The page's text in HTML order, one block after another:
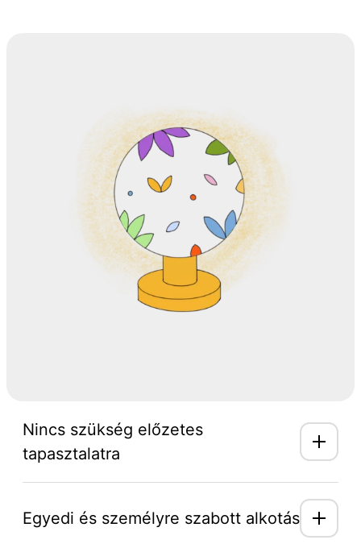
Nincs szükség előzetes
tapasztalatra
Egyedi és személyre szabott alkotás